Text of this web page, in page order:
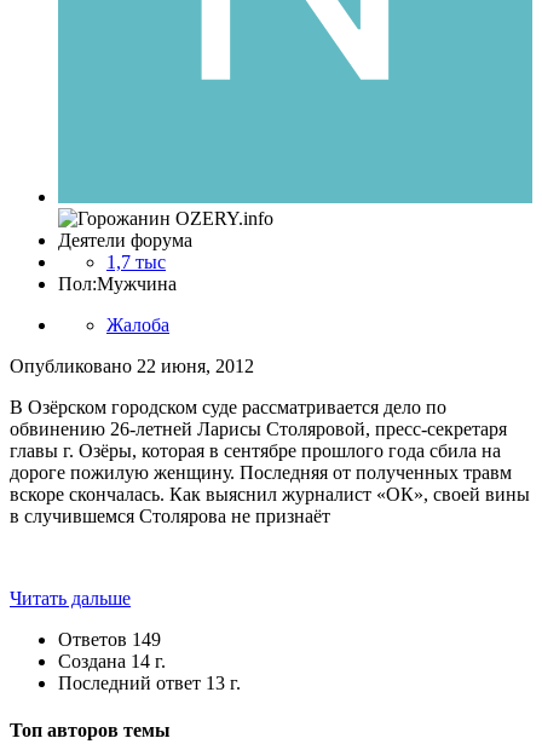
Деятели форума
1,7 тыс
Пол:Мужчина
Жалоба
Опубликовано 22 июня, 2012
В Озёрском городском суде рассматривается дело по
обвинению 26-летней Ларисы Столяровой, пресс-секретаря
главы г. Озёры, которая в сентябре прошлого года сбила на
дороге пожилую женщину. Последняя от полученных травм
вскоре скончалась. Как выяснил журналист «ОК», своей вины
в случившемся Столярова не признаёт
Читать дальше
Ответов 149
Создана 14 г.
Последний ответ 13 г.
Топ авторов темы